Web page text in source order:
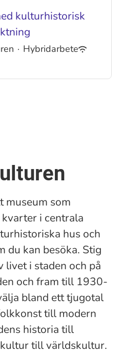
kulturhistorisk
· Hybridarbete
museum som
i centrala
hus och
du kan besöka. Stig
livet i staden och på
och fram till 1930-
bland ett tjugotal
till modern
historia till
till världskultur.